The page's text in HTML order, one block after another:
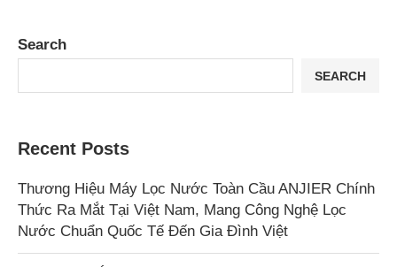
Search
SEARCH
Recent Posts
Thương Hiệu Máy Lọc Nước Toàn Cầu ANJIER Chính
Thức Ra Mắt Tại Việt Nam, Mang Công Nghệ Lọc
Nước Chuẩn Quốc Tế Đến Gia Đình Việt